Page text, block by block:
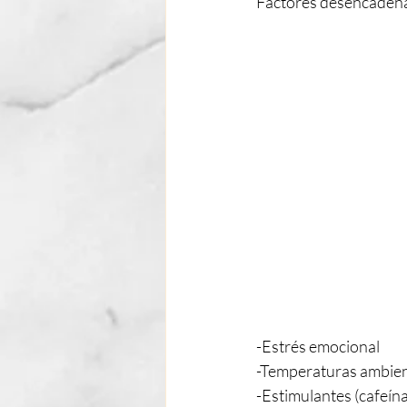
-Estrés emocional
-Temperaturas
-Estimulantes